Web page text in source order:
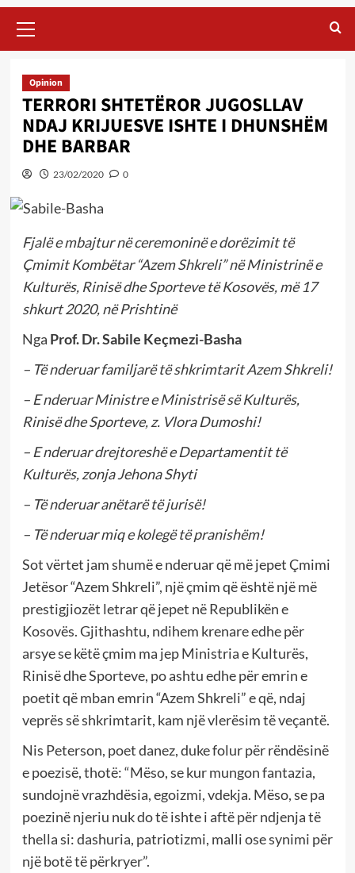
Menu
Opinion
TERRORI SHTETËROR JUGOSLLAV
NDAJ KRIJUESVE ISHTE I DHUNSHËM
DHE BARBAR
23/02/2020 0
Fjalë e mbajtur në ceremoninë e dorëzimit të
Çmimit Kombëtar “Azem Shkreli” në Ministrinë e
Kulturës, Rinisë dhe Sporteve të Kosovës, më 17
shkurt 2020, në Prishtinë
Nga Prof. Dr. Sabile Keçmezi-Basha
– Të nderuar familjarë të shkrimtarit Azem Shkreli!
– E nderuar Ministre e Ministrisë së Kulturës,
Rinisë dhe Sporteve, z. Vlora Dumoshi!
– E nderuar drejtoreshë e Departamentit të
Kulturës, zonja Jehona Shyti
– Të nderuar anëtarë të jurisë!
– Të nderuar miq e kolegë të pranishëm!
Sot vërtet jam shumë e nderuar që më jepet Çmimi
Jetësor “Azem Shkreli”, një çmim që është një më
prestigjiozët letrar që jepet në Republikën e
Kosovës. Gjithashtu, ndihem krenare edhe për
arsye se këtë çmim ma jep Ministria e Kulturës,
Rinisë dhe Sporteve, po ashtu edhe për emrin e
poetit që mban emrin “Azem Shkreli” e që, ndaj
veprës së shkrimtarit, kam një vlerësim të veçantë.
Nis Peterson, poet danez, duke folur për rëndësinë
e poezisë, thotë: “Mëso, se kur mungon fantazia,
sundojnë vrazhdësia, egoizmi, vdekja. Mëso, se pa
poezinë njeriu nuk do të ishte i aftë për ndjenja të
thella si: dashuria, patriotizmi, malli ose synimi për
një botë të përkryer”.